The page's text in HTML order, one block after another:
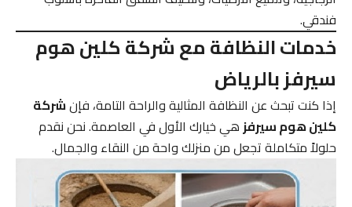
فندقي.
خدمات النظافة مع شركة كلين هوم
سيرفز بالرياض
إذا كنت تبحث عن النظافة المثالية والراحة التامة، فإنشركة
كلين هوم سيرفزهي خيارك الأول في العاصمة. نحن نقدم
حلولاً متكاملة تجعل من منزلك واحة من النقاء والجمال.